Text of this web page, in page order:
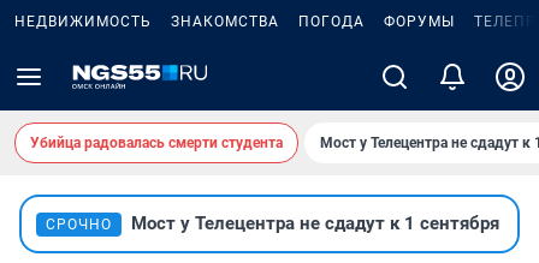
НЕДВИЖИМОСТЬ ЗНАКОМСТВА ПОГОДА ФОРУМЫ
Убийца радовалась смерти студента Мост у Телецентра не сдадут к
СРОЧНО Мост у Телецентра не сдадут к 1 сентября